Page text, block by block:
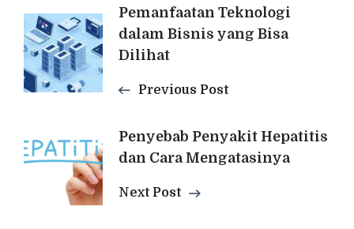
Post
Navigation
Pemanfaatan Teknologi
dalam Bisnis yang Bisa
Dilihat
Previous Post
Penyebab Penyakit Hepatitis
dan Cara Mengatasinya
Next Post